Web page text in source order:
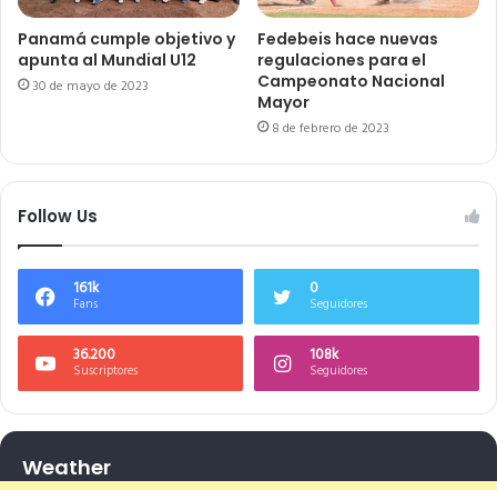
Panamá cumple objetivo y
apunta al Mundial U12
30 de mayo de 2023
Fedebeis hace nuevas
regulaciones para el
Campeonato Nacional
Mayor
8 de febrero de 2023
Follow Us
161k
Fans
0
Seguidores
36.200
Suscriptores
108k
Seguidores
Weather